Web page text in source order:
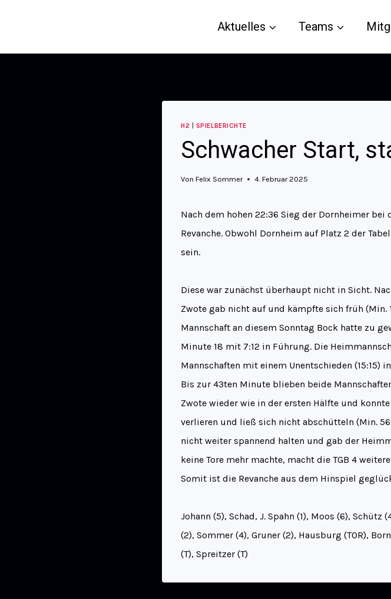
Aktuelles Teams
H2 SPIELBERICHTE
Schwacher Start,
Von Felix Sommer 4. Februar 2025
Nach dem hohen 22:36 Sieg der Dornheimer bei
Revanche. Obwohl Dornheim auf Platz 2 der
sein.
Diese war zunächst überhaupt nicht in Sicht.
Zwote gab nicht auf und kämpfte sich früh (Min.
Mannschaft an diesem Sonntag Bock hatte zu
Minute 18 mit 7:12 in Führung. Die
Mannschaften mit einem Unentschieden (15:15)
Bis zur 43ten Minute blieben beide
Zwote wieder wie in der ersten Hälfte und
verlieren und ließ sich nicht abschütteln (Min.
nicht weiter spannend halten und gab der
keine Tore mehr machte, macht die TGB 4
Somit ist die Revanche aus dem Hinspiel
Johann (5), Schad, J. Spahn (1), Moos (6), Schütz
(2), Sommer (4), Gruner (2), Hausburg (TOR),
(T), Spreitzer (T)